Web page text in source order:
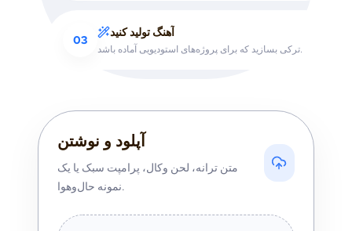
03
آهنگ تولید کنید
ترکی بسازید که برای پروژه‌های استودیویی آماده باشد.
آپلود و نوشتن
متن ترانه، لحن وکال، پرامپت سبک یا یک
نمونه حال‌وهوا.